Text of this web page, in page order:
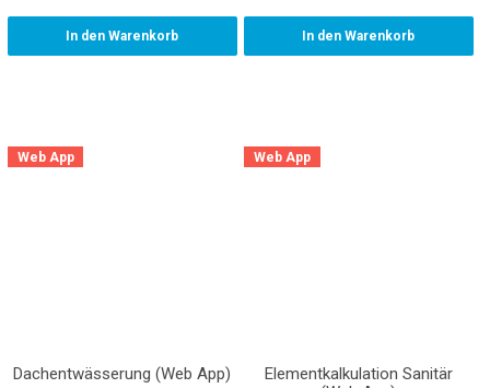
In den Warenkorb In den Warenkorb
Web App
Dachentwässerung (Web App)
Web App
Elementkalkulation Sanitär